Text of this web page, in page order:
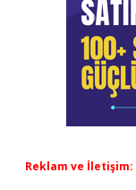
Reklam ve İletişim: